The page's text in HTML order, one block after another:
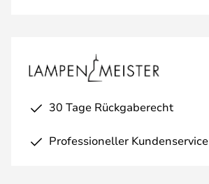
30 Tage Rückgaberecht
Professioneller Kundenservice